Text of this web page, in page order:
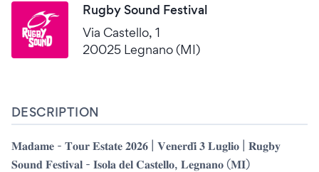
Rugby Sound Festival
Via Castello, 1
20025 Legnano (MI)
DESCRIPTION
𝐌𝐚𝐝𝐚𝐦𝐞 - 𝐓𝐨𝐮𝐫 𝐄𝐬𝐭𝐚𝐭𝐞 𝟐𝟎𝟐𝟔 | 𝐕𝐞𝐧𝐞𝐫𝐝𝐢̀ 𝟑 𝐋𝐮𝐠𝐥𝐢𝐨 | 𝐑𝐮𝐠𝐛𝐲
𝐒𝐨𝐮𝐧𝐝 𝐅𝐞𝐬𝐭𝐢𝐯𝐚𝐥 - 𝐈𝐬𝐨𝐥𝐚 𝐝𝐞𝐥 𝐂𝐚𝐬𝐭𝐞𝐥𝐥𝐨, 𝐋𝐞𝐠𝐧𝐚𝐧𝐨 (𝐌𝐈)